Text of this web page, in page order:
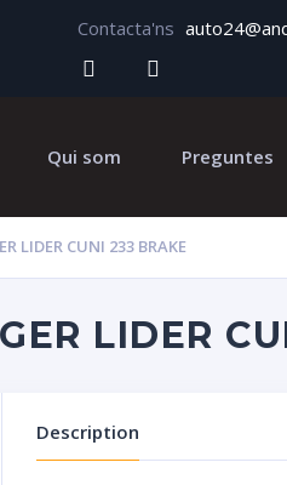
Contacta'ns
Qui som Preguntes
LIDER CUNI 233 BRAKE
LIDER
Description